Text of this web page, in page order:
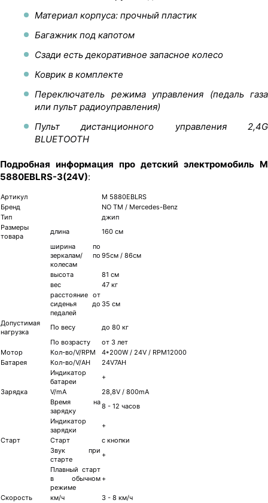
Материал корпуса: прочный пластик
Багажник под капотом
Сзади есть декоративное запасное колесо
Коврик в комплекте
Переключатель режима управления (педаль газа
или пульт радиоуправления)
Пульт дистанционного управления 2,4G
BLUETOOTH
Подробная информация про детский электромобиль M
5880EBLRS-3(24V):
Артикул
M 5880EBLRS
Бренд
NO TM / Mercedes-Benz
Тип
джип
Размеры
товара
длина
160 см
ширина по
зеркалам/ по
колесам
95см / 86см
высота
81 см
вес
47 кг
расстояние от
сиденья до
педалей
35 см
Допустимая
нагрузка
По весу
до 80 кг
По возрасту
от 3 лет
Мотор
Кол-во/V/RPM
4*200W / 24V / RPM12000
Батарея
Кол-во/V/AH
24V7AH
Индикатор
батареи
+
Зарядка
V/mA
28,8V / 800mA
Время на
зарядку
8 - 12 часов
Индикатор
зарядки
+
Старт
Старт
с кнопки
Звук при
старте
+
Плавный старт
в обычном
режиме
+
Скорость км/ч
3 - 8 км/ч